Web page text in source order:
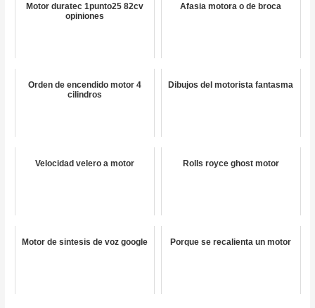
Motor duratec 1punto25 82cv
opiniones
Afasia motora o de broca
Orden de encendido motor 4
cilindros
Dibujos del motorista fantasma
Velocidad velero a motor Rolls royce ghost motor
Motor de sintesis de voz google Porque se recalienta un motor